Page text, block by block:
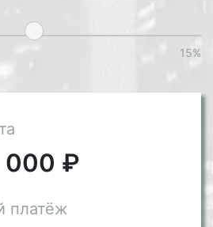
15%
000 ₽
платёж